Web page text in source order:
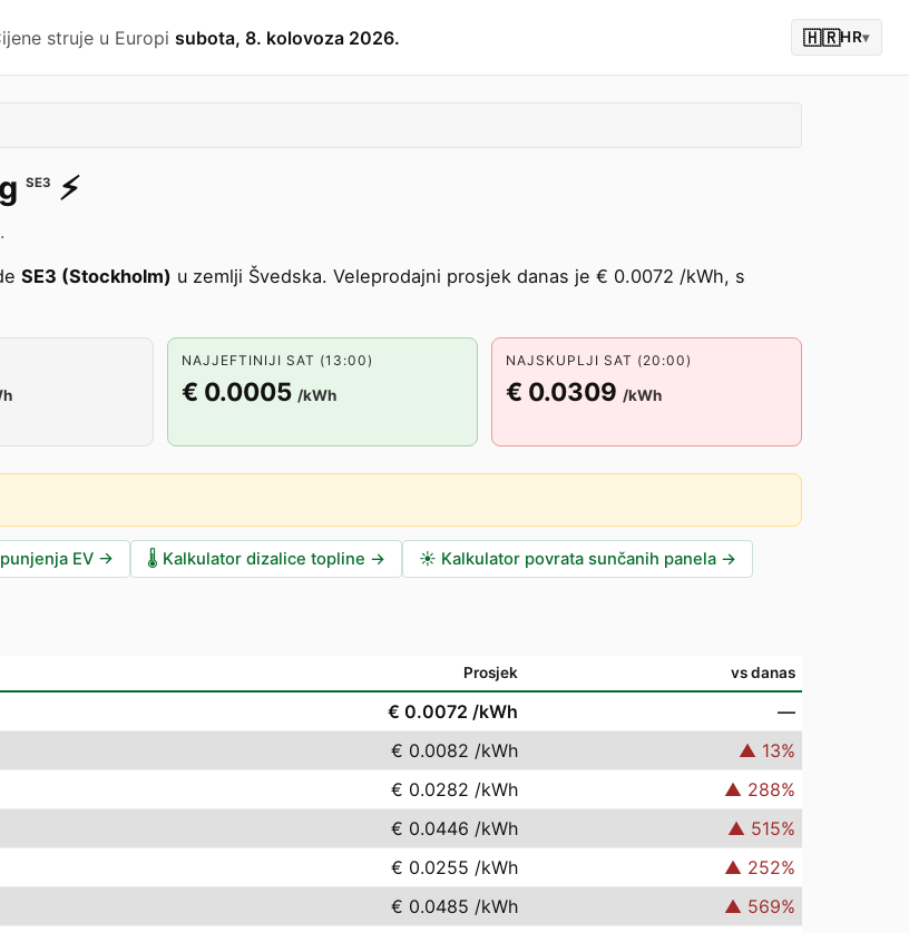
struje u Europi subota, 8. kolovoza 2026. 🇭🇷HR▾
SE3 ⚡️
SE3 (Stockholm) u zemlji Švedska. Veleprodajni prosjek danas je € 0.0072 /kWh, s
NAJJEFTINIJI SAT (13:00)
€ 0.0005 /kWh
NAJSKUPLJI SAT (20:00)
€ 0.0309 /kWh
EV → 🌡️ Kalkulator dizalice topline → ☀️ Kalkulator povrata sunčanih panela →
Prosjek vs danas
€ 0.0072 /kWh
—
€ 0.0082 /kWh ▲ 13%
€ 0.0282 /kWh ▲ 288%
€ 0.0446 /kWh ▲ 515%
€ 0.0255 /kWh ▲ 252%
€ 0.0485 /kWh ▲ 569%